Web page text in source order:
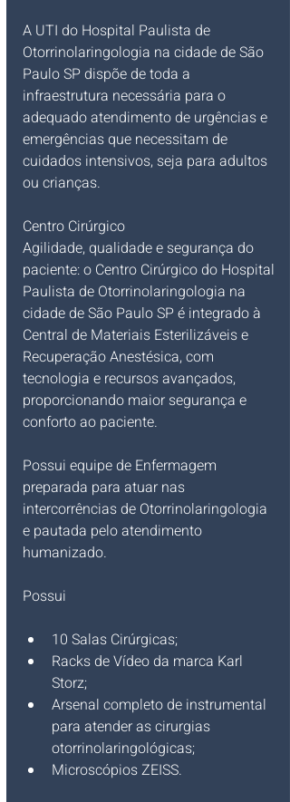
A UTI do Hospital Paulista de
Otorrinolaringologia na cidade de São
Paulo SP dispõe de toda a
infraestrutura necessária para o
adequado atendimento de urgências e
emergências que necessitam de
cuidados intensivos, seja para adultos
ou crianças.
Centro Cirúrgico
Agilidade, qualidade e segurança do
paciente: o Centro Cirúrgico do Hospital
Paulista de Otorrinolaringologia na
cidade de São Paulo SP é integrado à
Central de Materiais Esterilizáveis e
Recuperação Anestésica, com
tecnologia e recursos avançados,
proporcionando maior segurança e
conforto ao paciente.
Possui equipe de Enfermagem
preparada para atuar nas
intercorrências de Otorrinolaringologia
e pautada pelo atendimento
humanizado.
Possui
10 Salas Cirúrgicas;
Racks de Vídeo da marca Karl
Storz;
Arsenal completo de instrumental
para atender as cirurgias
otorrinolaringológicas;
Microscópios ZEISS.